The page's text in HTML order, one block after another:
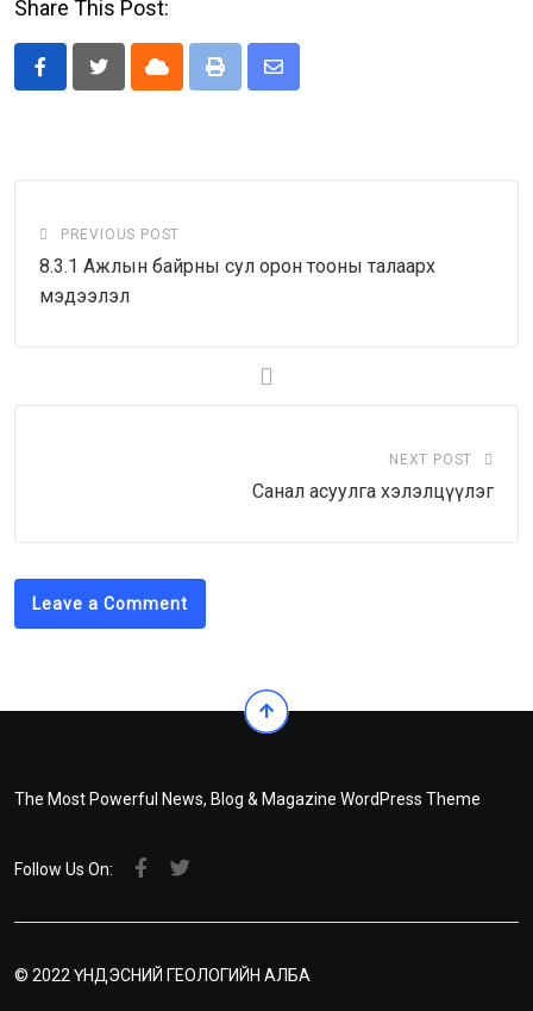
Share This Post:
Cloud Print
Share
PREVIOUS POST
8.3.1 Ажлын байрны сул орон тооны талаарх
мэдээлэл
NEXT POST
Санал асуулга хэлэлцүүлэг
Leave a Comment
The Most Powerful News, Blog & Magazine WordPress Theme
Follow Us On:
© 2022 ҮНДЭСНИЙ ГЕОЛОГИЙН АЛБА